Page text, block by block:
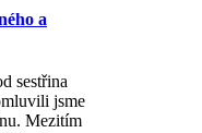
a
sestřina
jsme
Mezitím